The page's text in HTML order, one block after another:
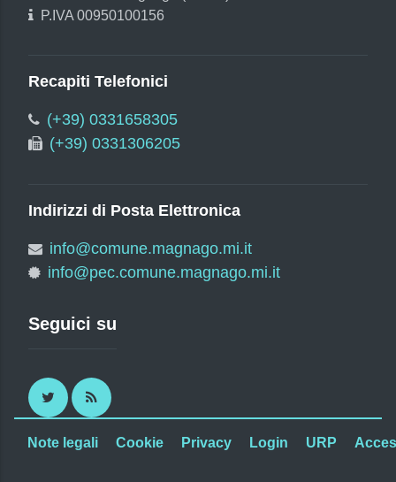
P.IVA 00950100156
Recapiti Telefonici
(+39) 0331658305
(+39) 0331306205
Indirizzi di Posta Elettronica
info@comune.magnago.mi.it
info@pec.comune.magnago.mi.it
Seguici su
Twitter RSS
Note legali Cookie Privacy Login URP